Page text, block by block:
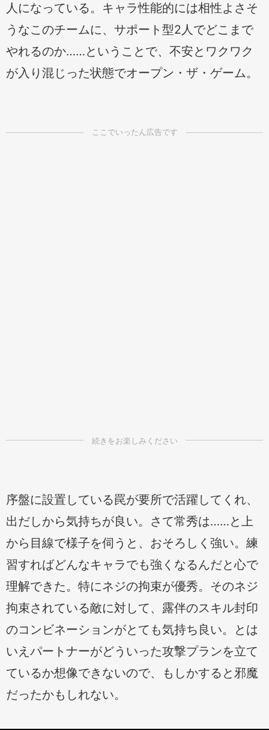
人になっている。キャラ性能的には相性よさそ
うなこのチームに、サポート型2人でどこまで
やれるのか……ということで、不安とワクワク
が入り混じった状態でオープン・ザ・ゲーム。
序盤に設置している罠が要所で活躍してくれ、
出だしから気持ちが良い。さて常秀は……と上
から目線で様子を伺うと、おそろしく強い。練
習すればどんなキャラでも強くなるんだと心で
理解できた。特にネジの拘束が優秀。そのネジ
拘束されている敵に対して、露伴のスキル封印
のコンビネーションがとても気持ち良い。とは
いえパートナーがどういった攻撃プランを立て
ているか想像できないので、もしかすると邪魔
だったかもしれない。